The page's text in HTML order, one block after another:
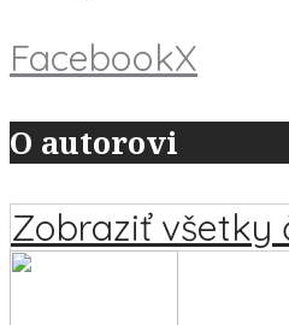
FacebookX
O autorovi
Zobraziť všetky